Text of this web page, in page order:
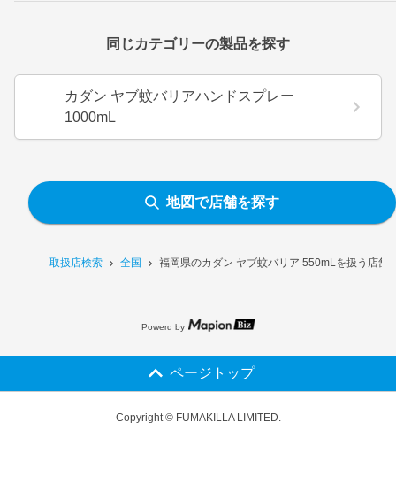
取扱店検索 全国 福岡県のカダン ヤブ蚊バリア 550mLを扱う店舗
同じカテゴリーの製品を探す
カダン ヤブ蚊バリアハンドスプレー
1000mL
地図で店舗を探す
Powerd by
ページトップ
Copyright © FUMAKILLA LIMITED.